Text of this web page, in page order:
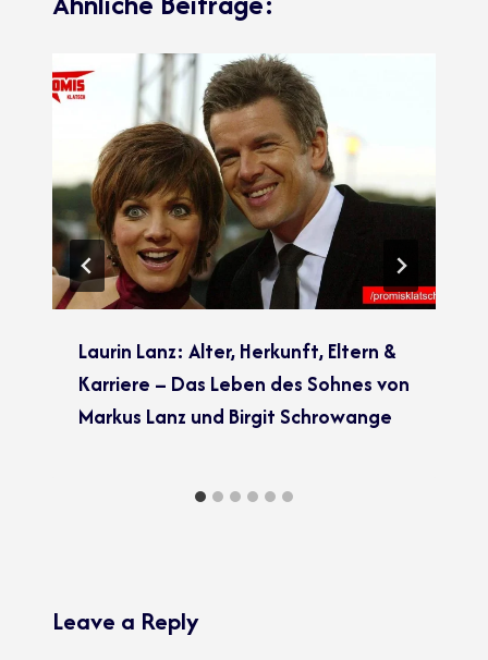
Laurin Lanz: Alter, Herkunft, Eltern &
Karriere – Das Leben des Sohnes von
Markus Lanz und Birgit Schrowange
Leave a Reply